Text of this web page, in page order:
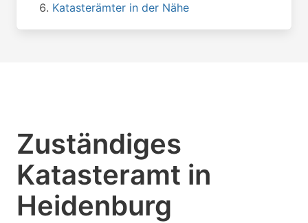
Katasterämter in der Nähe
Zuständiges
Katasteramt in
Heidenburg